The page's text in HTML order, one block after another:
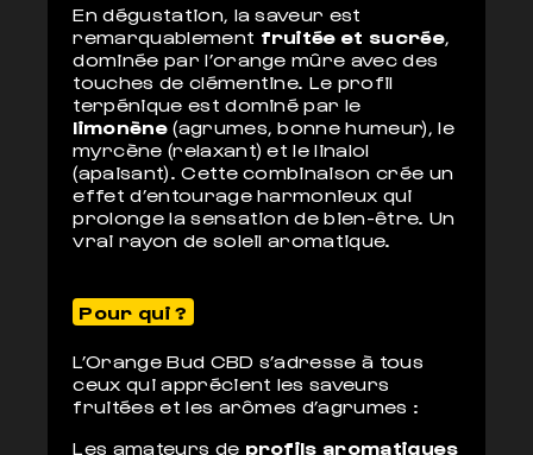
En dégustation, la saveur est
remarquablement fruitée et sucrée,
dominée par l’orange mûre avec des
touches de clémentine. Le profil
terpénique est dominé par le
limonène(agrumes, bonne humeur), le
myrcène (relaxant) et le linalol
(apaisant). Cette combinaison crée un
effet d’entourage harmonieux qui
prolonge la sensation de bien-être. Un
vrai rayon de soleil aromatique.
Pour qui ?
L’Orange Bud CBD s’adresse à tous
ceux qui apprécient les saveurs
fruitées et les arômes d’agrumes :
Les amateurs de profils aromatiques